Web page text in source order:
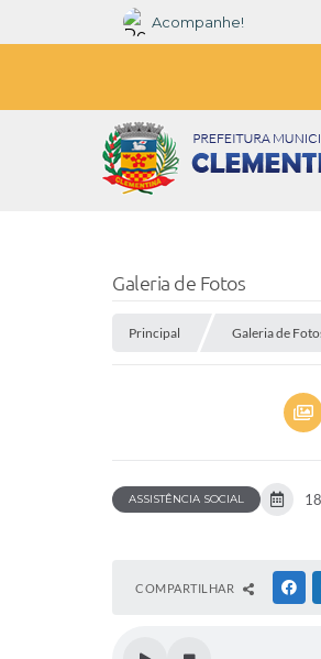
Acompanhe!
Galeria de Fotos
Principal Galeria de
ASSISTÊNCIA SOCIAL
COMPARTILHAR